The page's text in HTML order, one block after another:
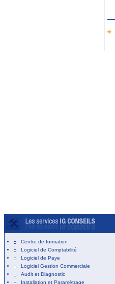
Centre de formation
Logiciel de Comptabilité
Logiciel de Paye
Logiciel Gestion Commerciale
Audit et Diagnostic
Installation et Paramétrage